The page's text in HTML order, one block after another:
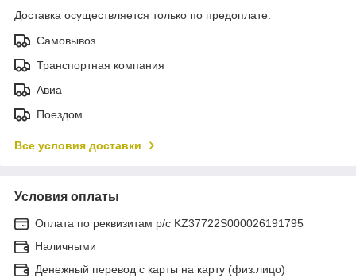
Доставка осуществляется только по предоплате.
Самовывоз
Транспортная компания
Авиа
Поездом
Все условия доставки
Условия оплаты
Оплата по реквизитам р/с KZ37722S000026191795
Наличными
Денежный перевод с карты на карту (физ.лицо)